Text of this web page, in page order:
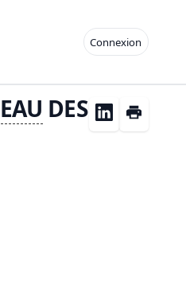
Connexion
EAU DES